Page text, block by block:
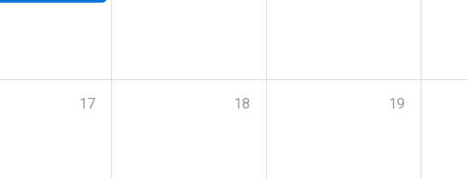
17 18 19